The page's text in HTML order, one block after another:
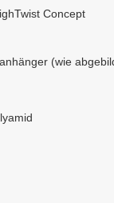
Concept
(wie